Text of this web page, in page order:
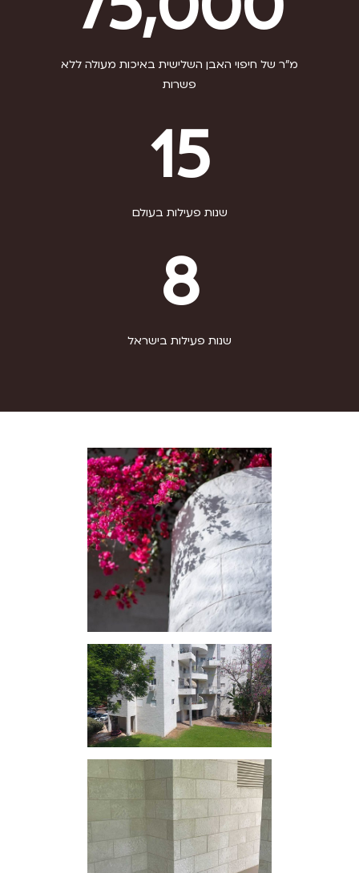
מ"ר של חיפוי האבן השלישית באיכות מעולה ללא
פשרות
15
שנות פעילות בעולם
8
שנות פעילות בישראל
ברוכים הבאים לאתר
האבן השלישית